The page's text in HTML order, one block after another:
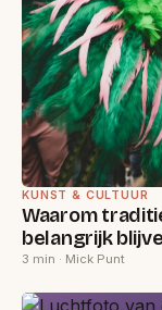
KUNST & CULTUUR
Waarom
belangrijk
3 min · Mick Punt